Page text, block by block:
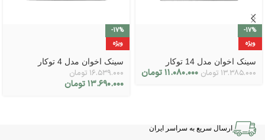
-17%
ویژه
سینک اخوان مدل 14 توکار
۱۳.۳۸۵.۰۰۰ تومان ۱۱.۰۸۰.۰۰۰تومان
-17%
ویژه
سینک اخوان مدل 4 توکار
۱۶.۵۳۹.۰۰۰ تومان
۱۳.۶۹۰.۰۰۰تومان
ارسال سریع به سراسر ایران